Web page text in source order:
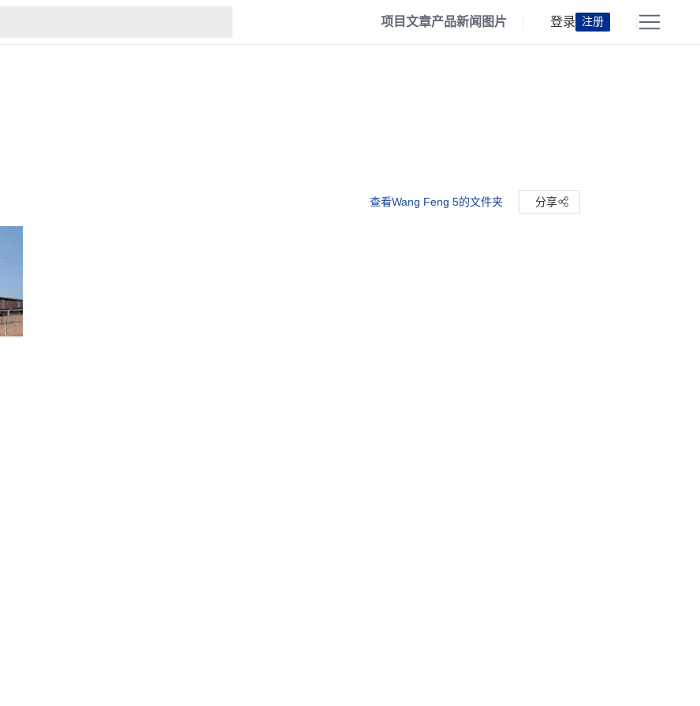
项目文章产品新闻 图片 登录 注册
查看Wang Feng 5的文件夹 分享